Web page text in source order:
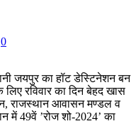
0
जयपुर का हॉट डेस्टिनेशन बन
रविवार का दिन बेहद खास
राजस्थान आवासन मण्डल व
में 49वें ’रोज शो-2024’ का